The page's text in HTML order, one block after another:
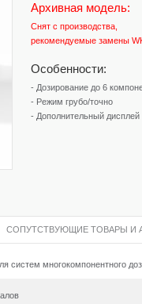
Архивная модель:
Снят с производства,
рекомендуемые замены
Особенности:
- Дозирование до 6
- Режим грубо/точно
- Дополнительный дисплей
СОПУТСТВУЮЩИЕ ТОВАРЫ И
систем многокомпонентного